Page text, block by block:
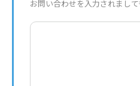
お問い合わせを入力されまし